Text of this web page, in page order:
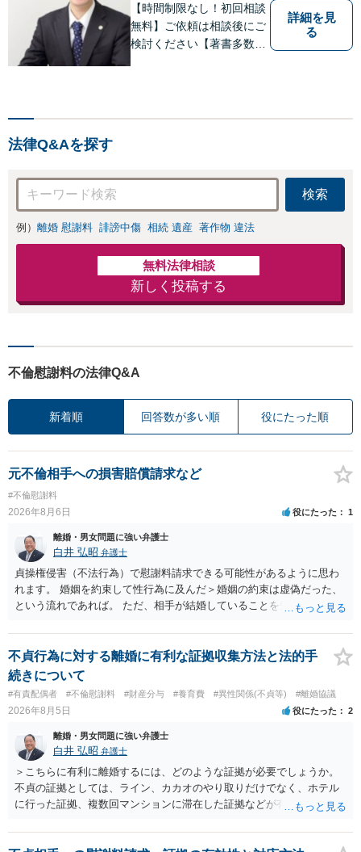
【時間制限なし！初回相談
無料】ご依頼は相談後にご
検討ください【著書多数】
詳細を見
る
法律Q&Aを探す
検索
例） 離婚 慰謝料 誹謗中傷 相続 遺産 著作物 違法
無料法律相談
新しく投稿する
不倫慰謝料の法律Q&A
新着順 回答数が多い順 役にたった順
元不倫相手への損害賠償請求など
#不倫慰謝料
2026年8月6日 役にたった 1
離婚・男女問題に強い弁護士
白井 弘昭 弁護士
貞操権侵害（不法行為）で慰謝料請求できる可能性があるように思わ
れます。 婚姻を約束して性行為に及んだ＞婚姻の約束は虚偽だった、
という流れであれば。 ただ、相手が結婚していることを知って行為に
性も認められそうですので、あまり慰謝料は高額にならないように思
われます。 一度、最寄りの弁護士に相談してみてください。
不貞行為に対する離婚に有利な証拠収集方法と法的手
続きについて
#有責配偶者 #不倫慰謝料 #財産分与 #養育費 #異性関係(不貞等) #離婚協議
2026年8月5日 役にたった 2
離婚・男女問題に強い弁護士
白井 弘昭 弁護士
＞こちらに有利に離婚するには、どのような証拠が必要でしょうか。
不貞の証拠としては、ライン、カカオのやり取りだけでなく、ホテル
に行った証拠、複数回マンションに滞在した証拠などが有効です。 不
婚する、慰謝料をとるなど）ことができると思われます。 ただし、不